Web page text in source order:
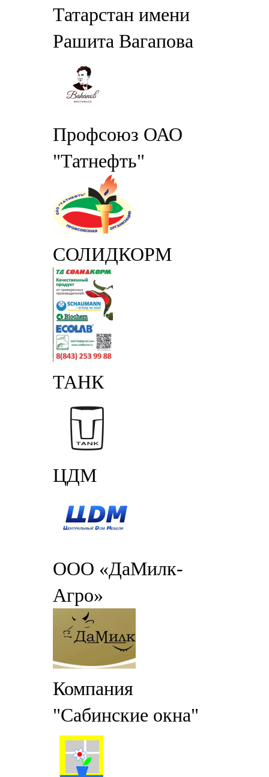
Татарстан имени
Рашита Вагапова
Профсоюз ОАО
"Татнефть"
СОЛИДКОРМ
ТАНК
ЦДМ
ООО «ДаМилк-
Агро»
Компания
"Сабинские окна"